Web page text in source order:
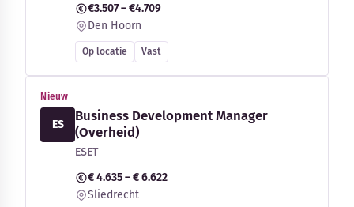
€3.507 – €4.709
Den Hoorn
Op locatie Vast
Nieuw
ES
Business Development Manager
(Overheid)
ESET
€ 4.635 – € 6.622
Sliedrecht